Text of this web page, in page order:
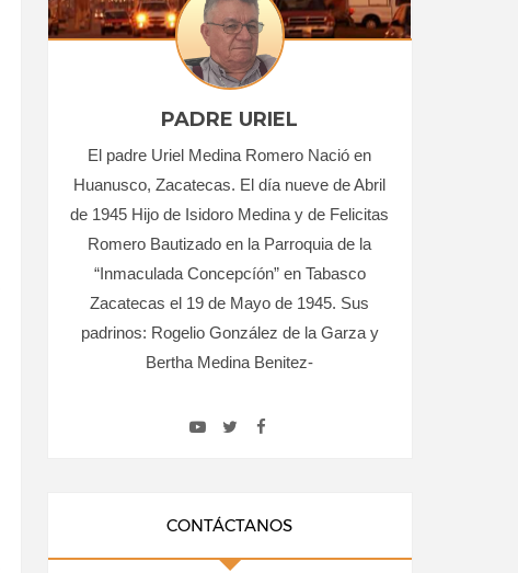
PADRE URIEL
El padre Uriel Medina Romero Nació en
Huanusco, Zacatecas. El día nueve de Abril
de 1945 Hijo de Isidoro Medina y de Felicitas
Romero Bautizado en la Parroquia de la
“Inmaculada Concepcíón” en Tabasco
Zacatecas el 19 de Mayo de 1945. Sus
padrinos: Rogelio González de la Garza y
Bertha Medina Benitez-
CONTÁCTANOS